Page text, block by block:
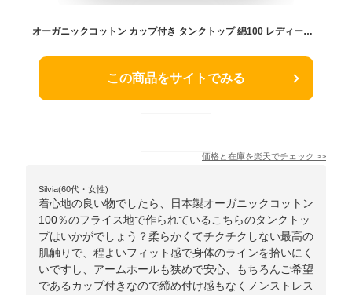
オーガニックコットン カップ付き タンクトップ 綿100 レディース 綿 インナー タンク おしゃれ 無地harmonie Organic Cotton アルモニカップ付きインナー カップ付きタンクトップ インナータンクトップ フライス 日本製 8550955
この商品をサイトでみる
価格と在庫を楽天でチェック >>
Silvia(60代・女性)
着心地の良い物でしたら、日本製オーガニックコットン
100％のフライス地で作られているこちらのタンクトッ
プはいかがでしょう？柔らかくてチクチクしない最高の
肌触りで、程よいフィット感で身体のラインを拾いにく
いですし、アームホールも狭めで安心、もちろんご希望
であるカップ付きなので締め付け感もなくノンストレス